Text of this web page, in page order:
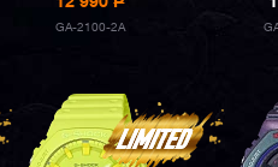
GA-2100-2A